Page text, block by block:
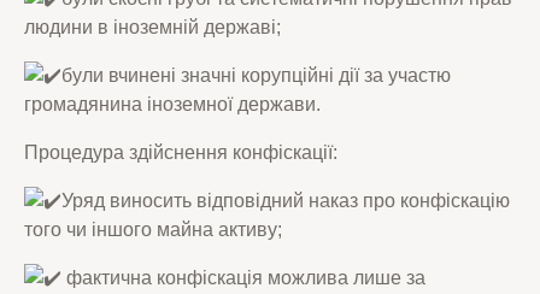
людини в іноземній державі;
були вчинені значні корупційні дії за участю
громадянина іноземної держави.
Процедура здійснення конфіскації:
Уряд виносить відповідний наказ про конфіскацію
того чи іншого майна активу;
фактична конфіскація можлива лише за